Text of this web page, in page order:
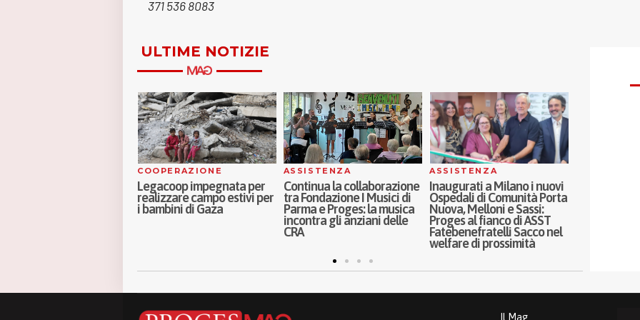
371 536 8083
ULTIME NOTIZIE
COOPERAZIONE
Legacoop impegnata per
realizzare campo estivi per
i bambini di Gaza
ASSISTENZA
Continua la collaborazione
tra Fondazione I Musici di
Parma e Proges: la musica
incontra gli anziani delle
CRA
ASSISTENZA
Inaugurati a Milano i nuovi
Ospedali di Comunità Porta
Nuova, Melloni e Sassi:
Proges al fianco di ASST
Fatebenefratelli Sacco nel
welfare di prossimità
Oltre i ruoli
parità di
Francesca
Il Mag